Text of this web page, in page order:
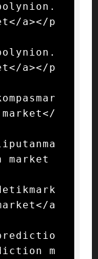
a></p
a></p
market
a
m